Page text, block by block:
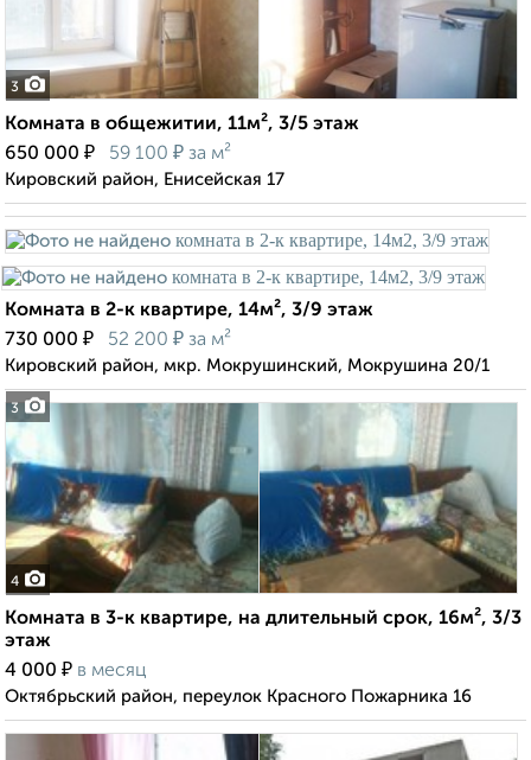
3
Комната в общежитии, 11м², 3/5 этаж
650 000 ₽ 59 100 ₽ за м²
Кировский район, Енисейская 17
3
Комната в 2-к квартире, 14м², 3/9 этаж
730 000 ₽ 52 200 ₽ за м²
Кировский район, мкр. Мокрушинский, Мокрушина 20/1
4
Комната в 3-к квартире, на длительный срок, 16м², 3/3
этаж
4 000 ₽ в месяц
Октябрьский район, переулок Красного Пожарника 16